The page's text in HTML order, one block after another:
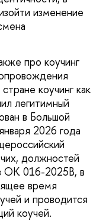
изменение
про коучинг
коучинг как
легитимный
в Большой
2026 года
должностей
ОК 016-2025В, в
время
и проводится
коучей.